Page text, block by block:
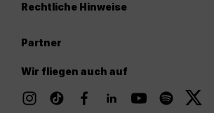
Rechtliche Hinweise
Partner
Wir fliegen auch auf